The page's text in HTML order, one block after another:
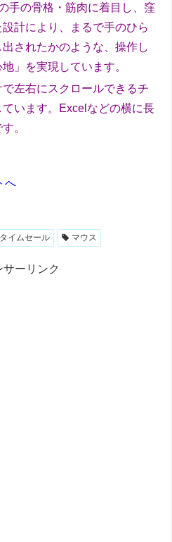
手の骨格・筋肉に着目し、窪
計により、まるで手のひら
されたかのような、操作し
」を実現しています。
左右にスクロールできるチ
います。Excelなどの横に長
。
へ
タイムセール マウス
サーリンク